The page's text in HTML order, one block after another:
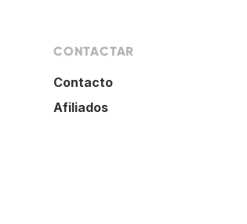
CONTACTAR
Contacto
Afiliados